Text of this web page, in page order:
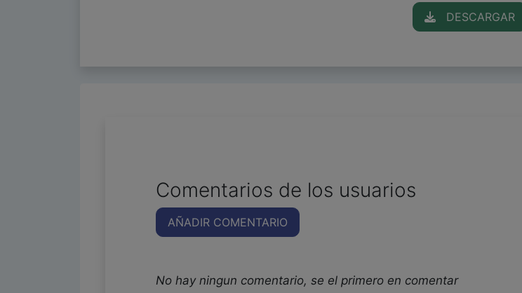
DESCARGAR
Comentarios de los usuarios
AÑADIR COMENTARIO
No hay ningun comentario, se el primero en comentar